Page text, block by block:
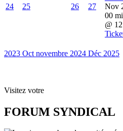
24 25 26 27
Nov
00
@
2023 Octnovembre 2024 Déc 2025
Visitez votre
FORUM SYNDICAL